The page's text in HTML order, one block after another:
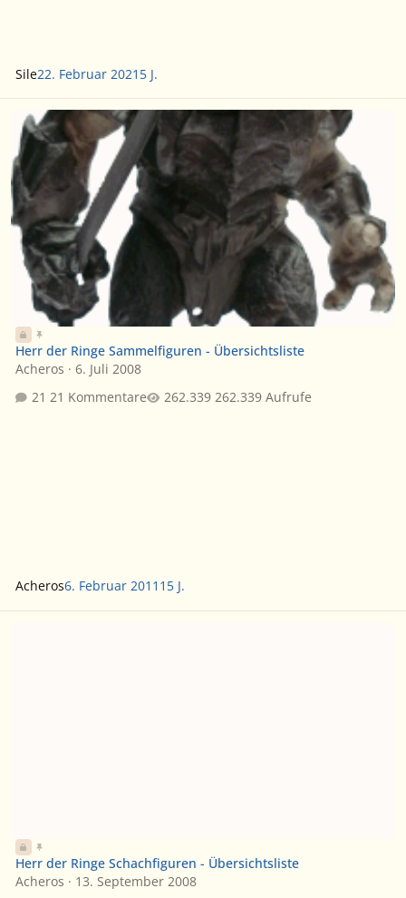
Sile22. Februar 2021 5 J.
Herr der Ringe Sammelfiguren - Übersichtsliste
Herr der Ringe Sammelfiguren - Übersichtsliste
Acheros · 6. Juli 2008
21 Kommentare
262.339 Aufrufe
Acheros6. Februar 2011 15 J.
Herr der Ringe Schachfiguren - Übersichtsliste
Acheros · 13. September 2008